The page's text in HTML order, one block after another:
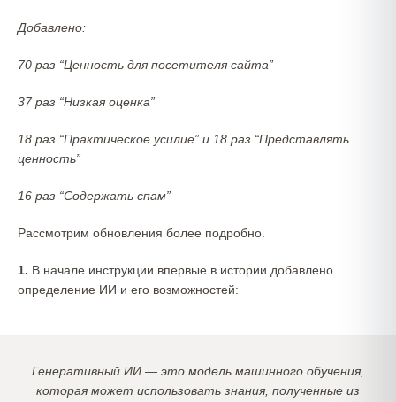
Добавлено:
70 раз “Ценность для посетителя сайта”
37 раз “Низкая оценка”
18 раз “Практическое усилие” и 18 раз “Представлять
ценность”
16 раз “Содержать спам”
Рассмотрим обновления более подробно.
1. В начале инструкции впервые в истории добавлено
определение ИИ и его возможностей:
Генеративный ИИ — это модель машинного обучения,
которая может использовать знания, полученные из